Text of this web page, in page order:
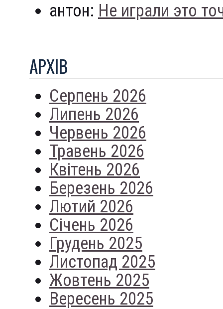
антон: Не играли это
АРХIВ
Серпень 2026
Липень 2026
Червень 2026
Травень 2026
Квітень 2026
Березень 2026
Лютий 2026
Січень 2026
Грудень 2025
Листопад 2025
Жовтень 2025
Вересень 2025